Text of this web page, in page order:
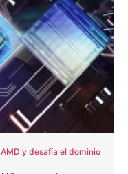
y desafía el dominio